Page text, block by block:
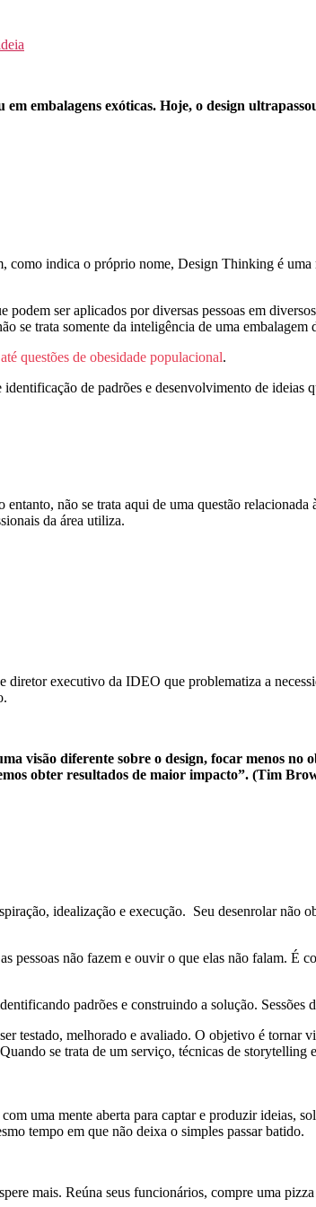
embalagens exóticas. Hoje, o design
como indica o próprio nome, Design Thinking é uma
ser aplicados por diversas pessoas em
se trata somente da inteligência de uma
questões de obesidade populacional.
identificação de padrões e desenvolvimento de ideias
entanto, não se trata aqui de uma questão
da área utiliza.
diretor executivo da IDEO que problematiza a
visão diferente sobre o design, focar menos no
obter resultados de maior impacto”. (Tim
idealização e execução. Seu desenrolar não
pessoas não fazem e ouvir o que elas não falam. É
padrões e construindo a solução. Sessões
testado, melhorado e avaliado. O objetivo é tornar
se trata de um serviço, técnicas de storytelling
uma mente aberta para captar e produzir ideias,
tempo em que não deixa o simples passar batido.
mais. Reúna seus funcionários, compre uma